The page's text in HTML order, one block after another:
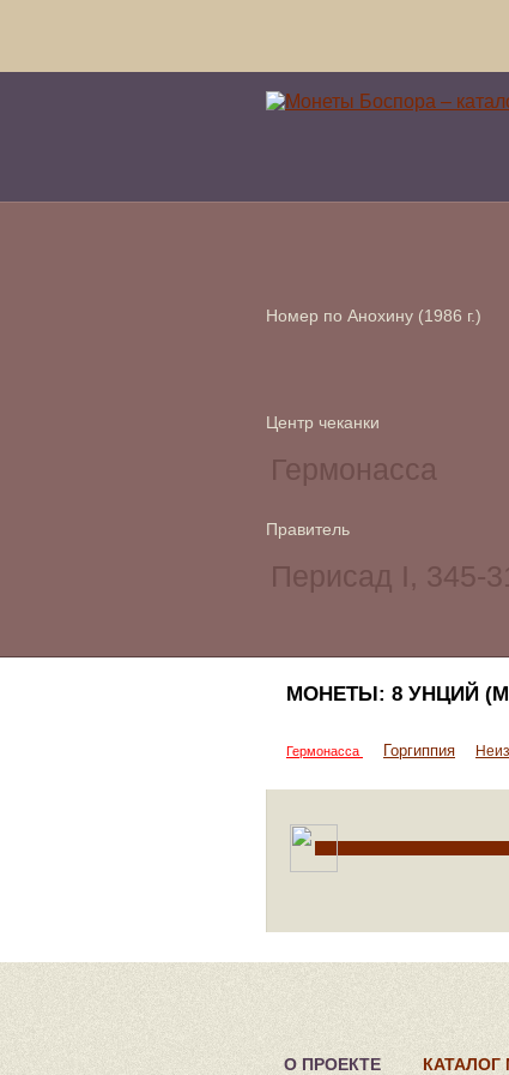
Номер по Анохину (1986 г.)
Центр чеканки
Правитель
МОНЕТЫ: 8 УНЦИЙ
Гермонасса Горгиппия
О ПРОЕКТЕ КАТАЛОГ